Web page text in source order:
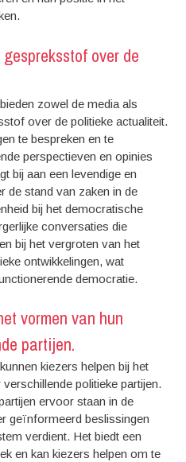
over de
zowel de media als
over de politieke actualiteit.
te bespreken en te
perspectieven en opinies
bij aan een levendige en
de stand van zaken in de
bij het democratische
conversaties die
bij het vergroten van het
ontwikkelingen, wat
democratie.
vormen van hun
partijen.
kiezers helpen bij het
politieke partijen.
ervoor staan in de
geïnformeerd beslissingen
verdient. Het biedt een
en kan kiezers helpen om te